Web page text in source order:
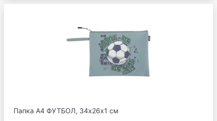
Папка А4 ФУТБОЛ, 34х26х1 см